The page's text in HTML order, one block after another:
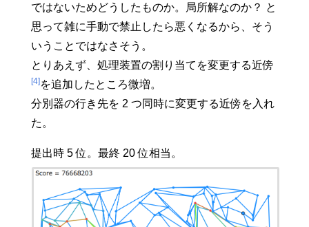
ではないためどうしたものか。局所解なのか？ と
思って雑に手動で禁止したら悪くなるから、そう
いうことではなさそう。
とりあえず、処理装置の割り当てを変更する近傍
[4]を追加したところ微増。
分別器の行き先を 2 つ同時に変更する近傍を入れ
た。
提出時 5 位。最終 20 位相当。